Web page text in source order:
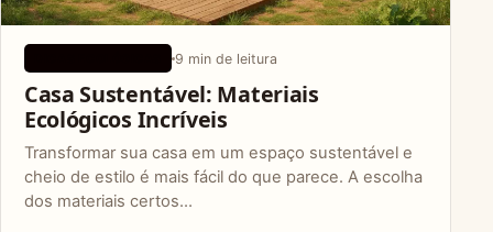
9 min de leitura
Casa Sustentável: Materiais
Ecológicos Incríveis
Transformar sua casa em um espaço sustentável e
cheio de estilo é mais fácil do que parece. A escolha
dos materiais certos…